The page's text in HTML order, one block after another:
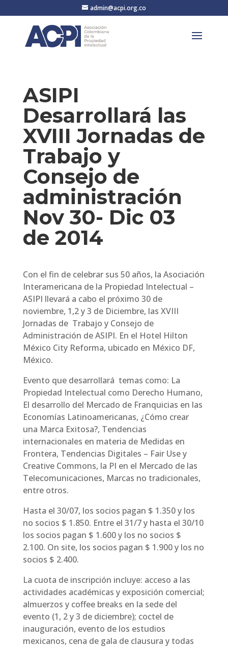
admin@acpi.org.co
ASIPI
Desarrollará las
XVIII Jornadas de
Trabajo y
Consejo de
administración
Nov 30- Dic 03
de 2014
Con el fin de celebrar sus 50 años, la Asociación
Interamericana de la Propiedad Intelectual –
ASIPI llevará a cabo el próximo 30 de
noviembre, 1,2 y 3 de Diciembre, las XVIII
Jornadas de Trabajo y Consejo de
Administración de ASIPI. En el Hotel Hilton
México City Reforma, ubicado en México DF,
México.
Evento que desarrollará temas como: La
Propiedad Intelectual como Derecho Humano,
El desarrollo del Mercado de Franquicias en las
Economías Latinoamericanas, ¿Cómo crear
una Marca Exitosa?, Tendencias
internacionales en materia de Medidas en
Frontera, Tendencias Digitales – Fair Use y
Creative Commons, la PI en el Mercado de las
Telecomunicaciones, Marcas no tradicionales,
entre otros.
Hasta el 30/07, los socios pagan $ 1.350 y los
no socios $ 1.850. Entre el 31/7 y hasta el 30/10
los socios pagan $ 1.600 y los no socios $
2.100. On site, los socios pagan $ 1.900 y los no
socios $ 2.400.
La cuota de inscripción incluye: acceso a las
actividades académicas y exposición comercial;
almuerzos y coffee breaks en la sede del
evento (1, 2 y 3 de diciembre); coctel de
inauguración, evento de los estudios
mexicanos, cena de gala de clausura y todas